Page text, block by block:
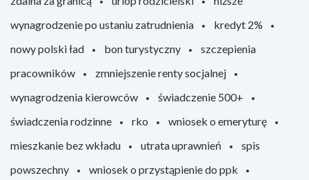
wynagrodzenie po ustaniu zatrudnienia
kredyt 2%
nowy polski ład
bon turystyczny
szczepienia
pracowników
zmniejszenie renty socjalnej
wynagrodzenia kierowców
świadczenie 500+
świadczenia rodzinne
rko
wniosek o emeryturę
mieszkanie bez wkładu
utrata uprawnień
spis
powszechny
wniosek o przystąpienie do ppk